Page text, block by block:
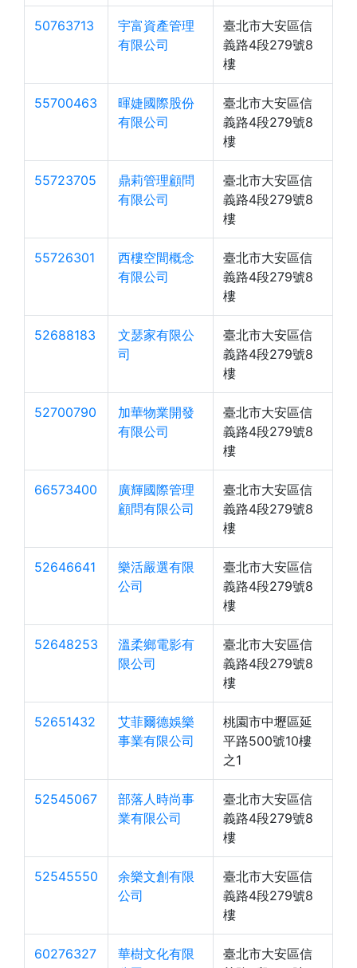
50763713
宇富資產管理
有限公司
臺北市大安區信
義路4段279號8
樓
55700463
暉婕國際股份
有限公司
臺北市大安區信
義路4段279號8
樓
55723705
鼎莉管理顧問
有限公司
臺北市大安區信
義路4段279號8
樓
55726301
西樓空間概念
有限公司
臺北市大安區信
義路4段279號8
樓
52688183
文瑟家有限公
司
臺北市大安區信
義路4段279號8
樓
52700790
加華物業開發
有限公司
臺北市大安區信
義路4段279號8
樓
66573400
廣輝國際管理
顧問有限公司
臺北市大安區信
義路4段279號8
樓
52646641
樂活嚴選有限
公司
臺北市大安區信
義路4段279號8
樓
52648253
溫柔鄉電影有
限公司
臺北市大安區信
義路4段279號8
樓
52651432
艾菲爾德娛樂
事業有限公司
桃園市中壢區延
平路500號10樓
之1
52545067
部落人時尚事
業有限公司
臺北市大安區信
義路4段279號8
樓
52545550
余樂文創有限
公司
臺北市大安區信
義路4段279號8
樓
60276327
華樹文化有限
臺北市大安區信